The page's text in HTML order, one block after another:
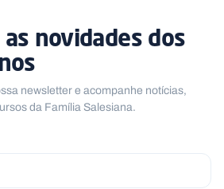
as novidades dos
newsletter e acompanhe notícias,
da Família Salesiana.